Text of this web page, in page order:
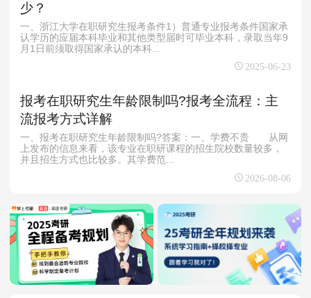
少？
一、浙江大学在职研究生报考条件1）普通专业报考条件国家承
认学历的应届本科毕业和其他类型届时可毕业本科，录取当年9
月1日前须取得国家承认的本科...
2025-06-23
报考在职研究生年龄限制吗?报考全流程：主
流报考方式详解
一、报考在职研究生年龄限制吗?答案：一、学费不贵 从网
上发布的信息来看，该专业在职研课程的招生院校数量较多，
并且招生方式也比较多。其学费范...
2026-08-06